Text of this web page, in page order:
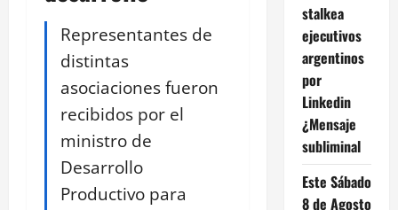
Representantes de
distintas
asociaciones fueron
recibidos por el
ministro de
Desarrollo
Productivo para
stalkea
ejecutivos
argentinos
por
Linkedin
¿Mensaje
subliminal
Este Sábado
8 de Agosto